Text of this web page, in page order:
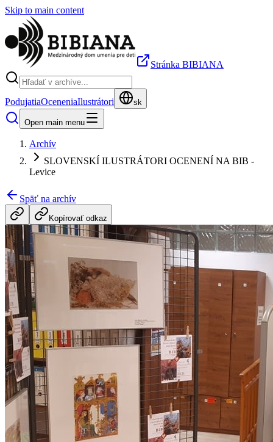
Skip to main content
Stránka BIBIANA
PodujatiaOceneniaIlustrátori sk
Open main menu
Archív
SLOVENSKÍ ILUSTRÁTORI OCENENÍ NA BIB -
Levice
Späť na archív
Kopírovať odkaz